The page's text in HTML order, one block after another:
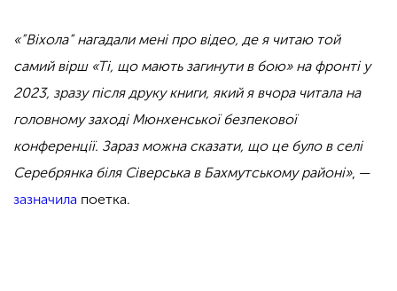
«”Віхола” нагадали мені про відео, де я читаю той
самий вірш «Ті, що мають загинути в бою» на фронті у
2023, зразу після друку книги, який я вчора читала на
головному заході Мюнхенської безпекової
конференції. Зараз можна сказати, що це було в селі
Серебрянка біля Сіверська в Бахмутському районі», —
зазначила поетка.